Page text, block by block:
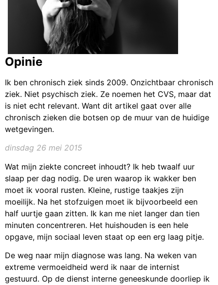
Opinie
Ik ben chronisch ziek sinds 2009. Onzichtbaar chronisch
ziek. Niet psychisch ziek. Ze noemen het CVS, maar dat
is niet echt relevant. Want dit artikel gaat over alle
chronisch zieken die botsen op de muur van de huidige
wetgevingen.
dinsdag 26 mei 2015
Wat mijn ziekte concreet inhoudt? Ik heb twaalf uur
slaap per dag nodig. De uren waarop ik wakker ben
moet ik vooral rusten. Kleine, rustige taakjes zijn
moeilijk. Na het stofzuigen moet ik bijvoorbeeld een
half uurtje gaan zitten. Ik kan me niet langer dan tien
minuten concentreren. Het huishouden is een hele
opgave, mijn sociaal leven staat op een erg laag pitje.
De weg naar mijn diagnose was lang. Na weken van
extreme vermoeidheid werd ik naar de internist
gestuurd. Op de dienst interne geneeskunde doorliep ik